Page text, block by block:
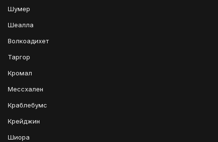
Шумер
Шеалла
Волкоадихет
Таргор
Кромал
Мессхален
Краблебумс
Крейджин
Шиора